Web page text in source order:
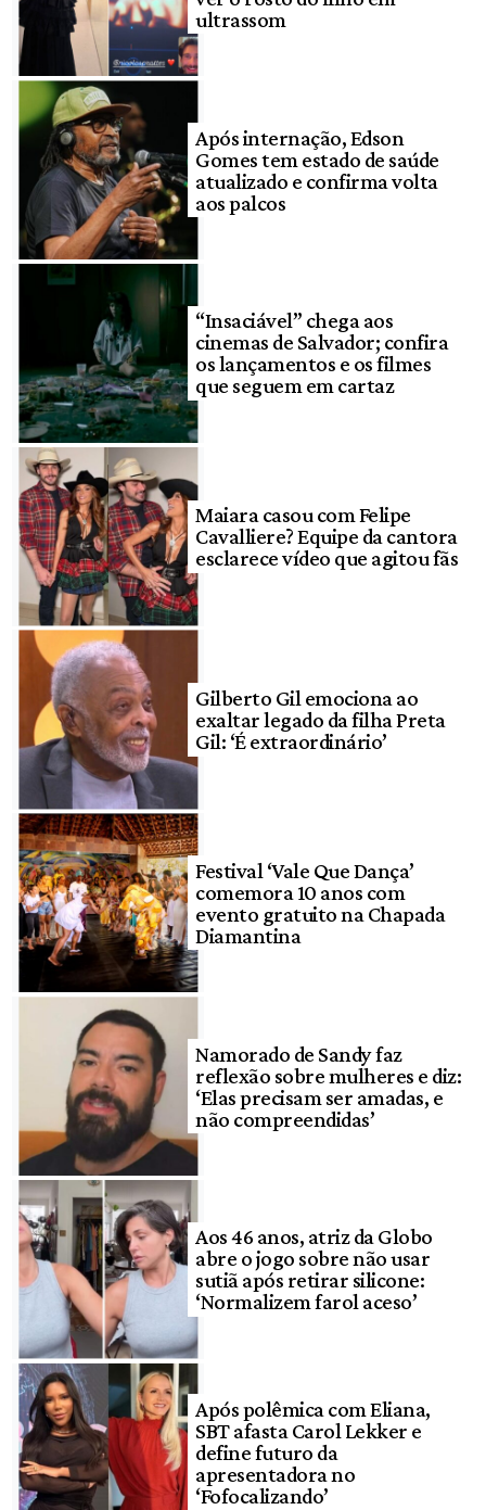
ultrassom
Após internação, Edson
Gomes tem estado de saúde
atualizado e confirma volta
aos palcos
“Insaciável” chega aos
cinemas de Salvador; confira
os lançamentos e os filmes
que seguem em cartaz
Maiara casou com Felipe
Cavalliere? Equipe da cantora
esclarece vídeo que agitou fãs
Gilberto Gil emociona ao
exaltar legado da filha Preta
Gil: ‘É extraordinário’
Festival ‘Vale Que Dança’
comemora 10 anos com
evento gratuito na Chapada
Diamantina
Namorado de Sandy faz
reflexão sobre mulheres e diz:
‘Elas precisam ser amadas, e
não compreendidas’
Aos 46 anos, atriz da Globo
abre o jogo sobre não usar
sutiã após retirar silicone:
‘Normalizem farol aceso’
Após polêmica com Eliana,
SBT afasta Carol Lekker e
define futuro da
apresentadora no
‘Fofocalizando’